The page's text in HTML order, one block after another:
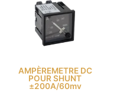
AMPÈREMETRE DC
POUR SHUNT
±200A/60mv